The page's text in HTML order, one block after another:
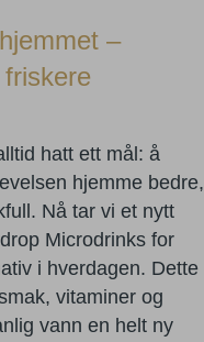
–
hatt ett mål: å
hjemme bedre,
Nå tar vi et nytt
Microdrinks for
i hverdagen. Dette
vitaminer og
vann en helt ny